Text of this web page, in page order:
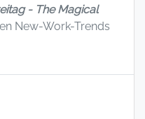
- The Magical
New-Work-Trends